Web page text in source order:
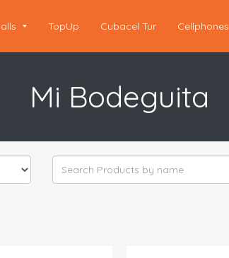
TopUp Cubacel Tur Cellphones
Mi Bodeguita